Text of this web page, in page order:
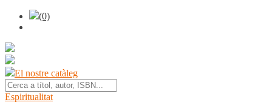
(0)
El nostre catàleg
Espiritualitat